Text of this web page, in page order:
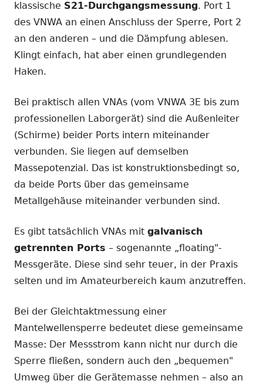
klassische S21-Durchgangsmessung. Port 1
des VNWA an einen Anschluss der Sperre, Port 2
an den anderen – und die Dämpfung ablesen.
Klingt einfach, hat aber einen grundlegenden
Haken.
Bei praktisch allen VNAs (vom VNWA 3E bis zum
professionellen Laborgerät) sind die Außenleiter
(Schirme) beider Ports intern miteinander
verbunden. Sie liegen auf demselben
Massepotenzial. Das ist konstruktionsbedingt so,
da beide Ports über das gemeinsame
Metallgehäuse miteinander verbunden sind.
Es gibt tatsächlich VNAs mit galvanisch
getrennten Ports – sogenannte „floating"-
Messgeräte. Diese sind sehr teuer, in der Praxis
selten und im Amateurbereich kaum anzutreffen.
Bei der Gleichtaktmessung einer
Mantelwellensperre bedeutet diese gemeinsame
Masse: Der Messstrom kann nicht nur durch die
Sperre fließen, sondern auch den „bequemen"
Umweg über die Gerätemasse nehmen – also an